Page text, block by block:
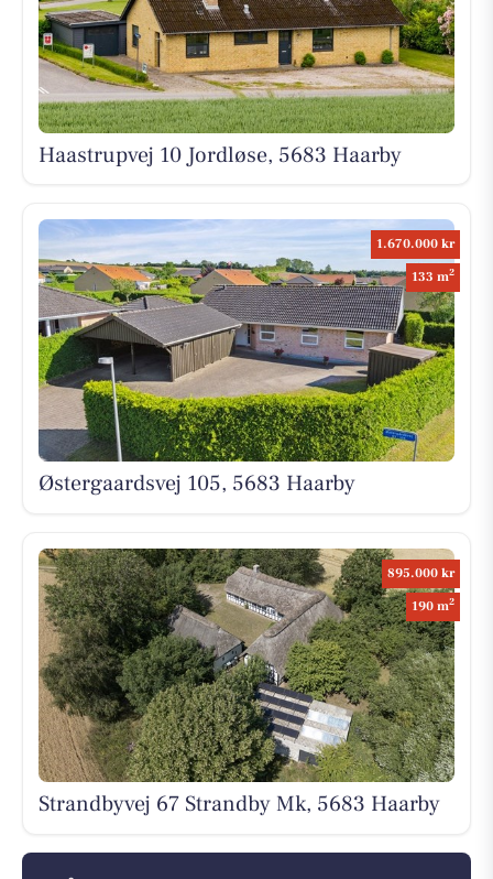
Haastrupvej 10 Jordløse, 5683 Haarby
1.670.000 kr
133 m2
Østergaardsvej 105, 5683 Haarby
895.000 kr
190 m2
Strandbyvej 67 Strandby Mk, 5683 Haarby